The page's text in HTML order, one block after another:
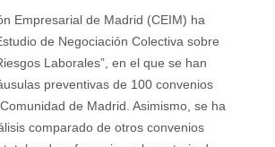
CGPSST
CGPSST
Empresarial de Madrid (CEIM) ha
de Negociación Colectiva sobre
Laborales”, en el que se han
preventivas de 100 convenios
de Madrid. Asimismo, se ha
comparado de otros convenios